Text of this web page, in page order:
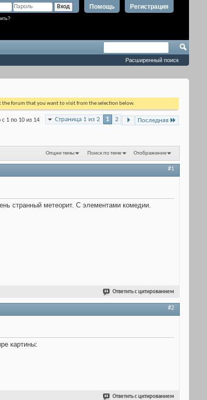
Регистрация
Помощь
Расширенный поиск
the forum that you want to visit from the selection below.
Страница 1 из 2 1 2 Последняя
с 1 по 10 из 14
Опции темы Поиск по теме Отображение
#1
странный метеорит. С элементами комедии.
Ответить с цитированием
#2
картины:
Ответить с цитированием